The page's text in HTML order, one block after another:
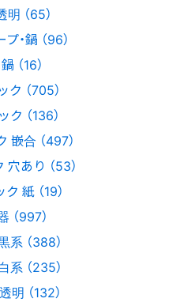
（65）
・鍋 （96）
（16）
（705）
（136）
嵌合 （497）
あり （53）
紙 （19）
（997）
（388）
（235）
明 （132）